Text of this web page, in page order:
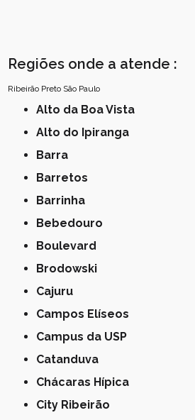
Regiões onde a atende :
Ribeirão Preto São Paulo
Alto da Boa Vista
Alto do Ipiranga
Barra
Barretos
Barrinha
Bebedouro
Boulevard
Brodowski
Cajuru
Campos Elíseos
Campus da USP
Catanduva
Chácaras Hípica
City Ribeirão